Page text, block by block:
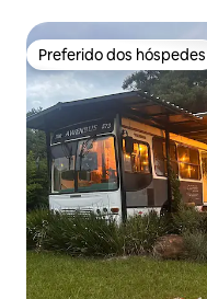
Preferido dos hóspedes
Preferido dos hóspedes